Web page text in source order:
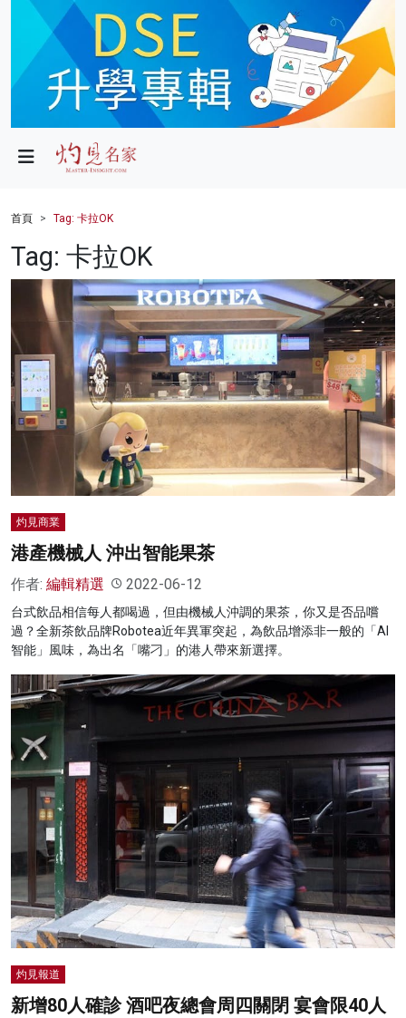
政局
財經
健康
商業
科技
影片
名家榜
灼見活動
首頁 Tag: 卡拉OK
Tag: 卡拉OK
灼見商業
港產機械人 沖出智能果茶
作者: 編輯精選 2022-06-12
台式飲品相信每人都喝過，但由機械人沖調的果茶，你又是否品嚐
過？全新茶飲品牌Robotea近年異軍突起，為飲品增添非一般的「AI
智能」風味，為出名「嘴刁」的港人帶來新選擇。
灼見報道
新增80人確診 酒吧夜總會周四關閉 宴會限40人